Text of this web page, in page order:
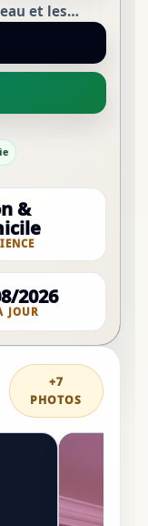
et les
&
JOUR
2026
+7
PHOTOS